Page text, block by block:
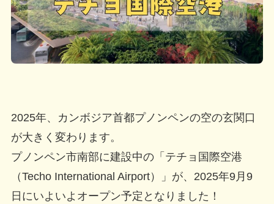
2025年、カンボジア首都プノンペンの空の玄関口
が大きく変わります。
プノンペン市南部に建設中の「テチョ国際空港
（Techo International Airport）」が、2025年9月9
日にいよいよオープン予定となりました！